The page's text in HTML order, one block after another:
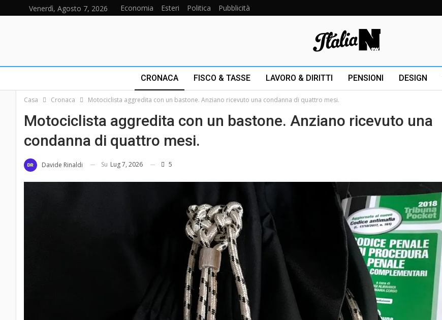
Venerdì, Agosto 7, 2026 Economia Esteri Politica Pubblicità
CRONACA FISCO & TASSE LAVORO & DIRITTI PENSIONI DESIGN
Casa Cronaca Motociclista aggredita con un bastone. Anziano ricevuto una condanna di quattro mesi.
Motociclista aggredita con un bastone. Anziano ricevuto una
condanna di quattro mesi.
Davide Rinaldi Su Lug 7, 2026 5